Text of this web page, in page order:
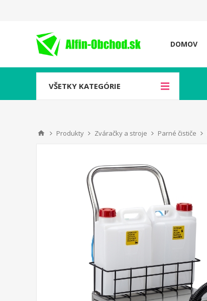
DOMOV
VŠETKY KATEGÓRIE
Produkty Zváračky a stroje Parné čističe